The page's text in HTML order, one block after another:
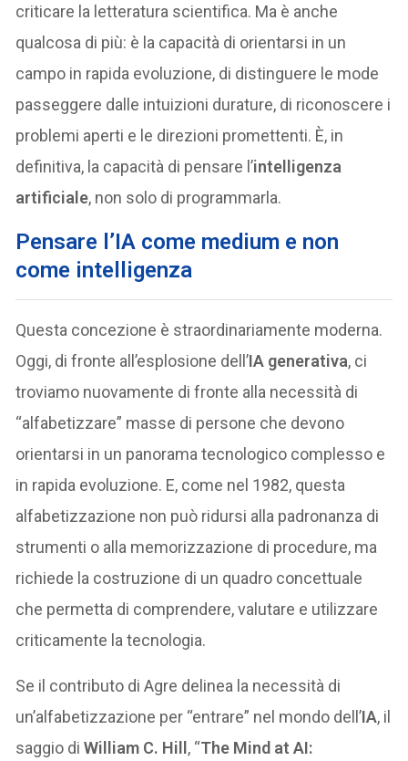
criticare la letteratura scientifica. Ma è anche
qualcosa di più: è la capacità di orientarsi in un
campo in rapida evoluzione, di distinguere le mode
passeggere dalle intuizioni durature, di riconoscere i
problemi aperti e le direzioni promettenti. È, in
definitiva, la capacità di pensare l’intelligenza
artificiale, non solo di programmarla.
Pensare l’IA come medium e non
come intelligenza
Questa concezione è straordinariamente moderna.
Oggi, di fronte all’esplosione dell’IA generativa, ci
troviamo nuovamente di fronte alla necessità di
“alfabetizzare” masse di persone che devono
orientarsi in un panorama tecnologico complesso e
in rapida evoluzione. E, come nel 1982, questa
alfabetizzazione non può ridursi alla padronanza di
strumenti o alla memorizzazione di procedure, ma
richiede la costruzione di un quadro concettuale
che permetta di comprendere, valutare e utilizzare
criticamente la tecnologia.
Se il contributo di Agre delinea la necessità di
un’alfabetizzazione per “entrare” nel mondo dell’IA, il
saggio diWilliam C. Hill, “The Mind at AI: